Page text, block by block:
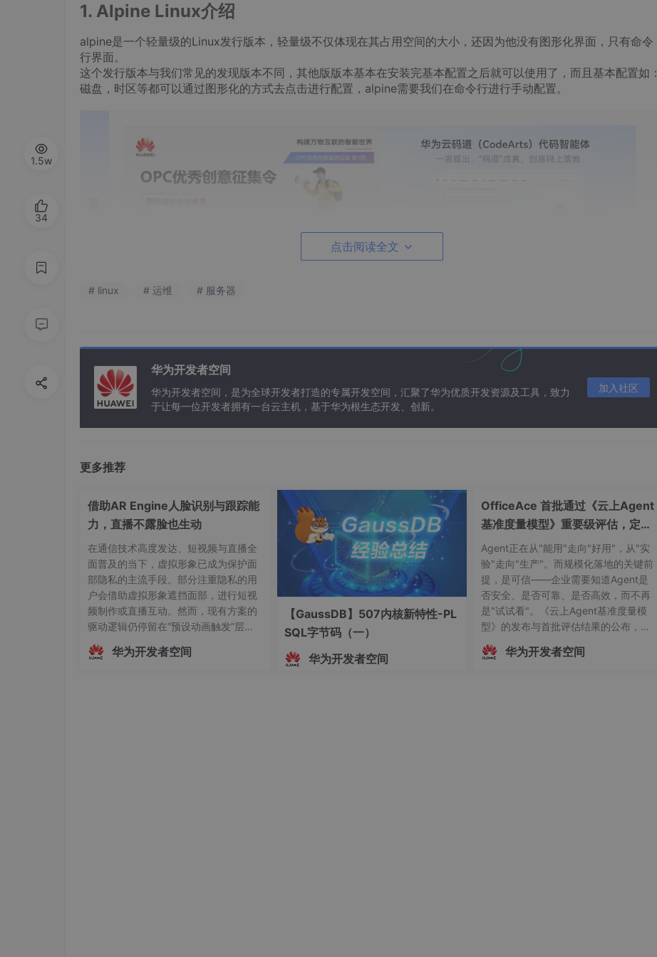
1. Alpine Linux介绍
alpine是一个轻量级的Linux发行版本，轻量级不仅体现在其占用空间的大小，还因为他没有图形化界面，只有命令
行界面。
这个发行版本与我们常见的发现版本不同，其他版版本基本在安装完基本配置之后就可以使用了，而且基本配置如：
磁盘，时区等都可以通过图形化的方式去点击进行配置，alpine需要我们在命令行进行手动配置。
快速：没有图形界面，启动速度快。
安全：面向安全的轻量发行版
简单：提供APK包管理工具，软件的搜索、安装、删除、升级都非常方便。
3. Alpine国内源
阿里云：https://mirrors.aliyun.com/alpine/
网易：http://mirrors.163.com/
4. 安装Alpine
新建一台虚拟机，类型选Linux， 版本选Linux 5.0 x86的64位 ，内存和磁盘选择默认的即可，也可以根据自己真机
的情况进行调整。
// 选择自定义安装，之后一路回车
点击阅读全文
# linux # 运维 # 服务器
华为开发者空间
华为开发者空间，是为全球开发者打造的专属开发空间，汇聚了华为优质开发资源及工具，致力
于让每一位开发者拥有一台云主机，基于华为根生态开发、创新。
加入社区
更多推荐
借助AR Engine人脸识别与跟踪能
力，直播不露脸也生动
在通信技术高度发达、短视频与直播全
面普及的当下，虚拟形象已成为保护面
部隐私的主流手段。部分注重隐私的用
户会借助虚拟形象遮挡面部，进行短视
频制作或直播互动。然而，现有方案的
驱动逻辑仍停留在“预设动画触发”层
面，主播的真实动作、姿态变化及情绪
起伏无法被实时解析与映射。这种遮挡
华为开发者空间
【GaussDB】507内核新特性-PL
SQL字节码（一）
华为开发者空间
OfficeAce 首批通过《云上Agent
基准度量模型》重要级评估，定义
智能体可信新标杆
Agent正在从"能用"走向"好用"，从"实
验"走向"生产"。而规模化落地的关键前
提，是可信——企业需要知道Agent是
否安全、是否可靠、是否高效，而不再
是"试试看"。《云上Agent基准度量模
型》的发布与首批评估结果的公布，标
志着中国Agent产业正式迈入"有标可
依、有尺可量"的新阶段。OfficeAce 首
华为开发者空间
1.5w
34